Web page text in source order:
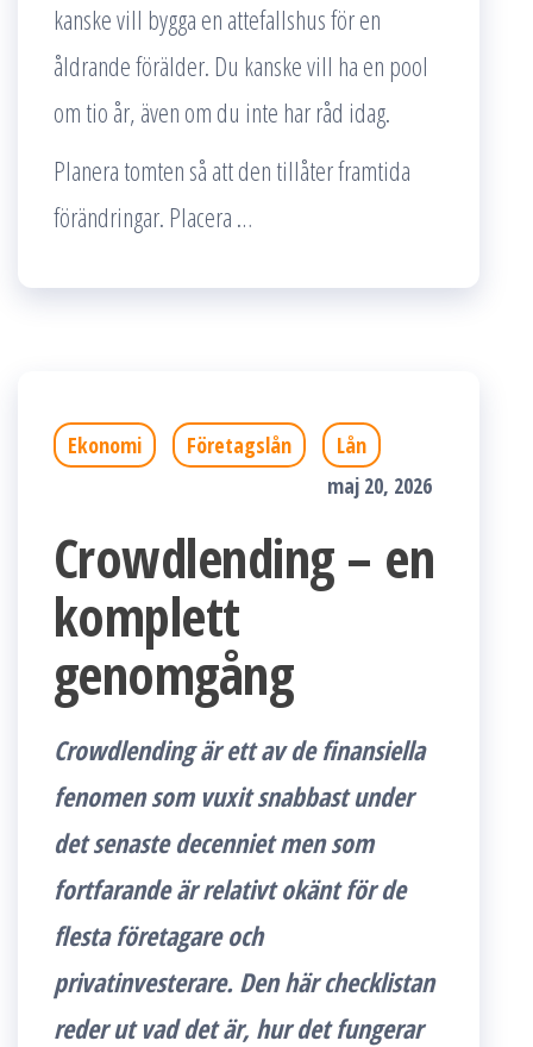
kanske vill bygga en attefallshus för en
åldrande förälder. Du kanske vill ha en pool
om tio år, även om du inte har råd idag.
Planera tomten så att den tillåter framtida
förändringar. Placera …
Ekonomi Företagslån
Lån
maj 20, 2026
Crowdlending – en
komplett
genomgång
Crowdlending är ett av de finansiella
fenomen som vuxit snabbast under
det senaste decenniet men som
fortfarande är relativt okänt för de
flesta företagare och
privatinvesterare. Den här checklistan
reder ut vad det är, hur det fungerar